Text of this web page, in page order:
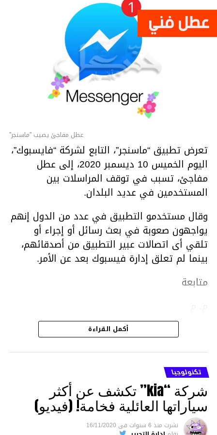
بمرور الوقت هي المفتاح لتحقيق طاقة الاندماج
ثانية هو نقطة تحول في السباق نحو مفاعلات
الاندماج النووية”.
عطل مفاجئ يصيب ''ماسنجر''
تعرض تطبيق “ماسنجر”، التابع لشركة “فايسبوك”،
اليوم الخميس 10 ديسمبر 2020، إلى عطل
مفاجئ، تسبب في توقف المراسلات بين
المستخدمين في عديد البلدان.
وقال مستخدمو التطبيق في عدد من الدول إنهم
يواجهون صعوبة في بعث رسائل أو إجراء أو
تلقي أى اتصالات عبير التطبيق من أصدقائهم،
بينما لم تعلق إدارة فيسبوك بعد عن الأمر.
متابعة
أكمل القراءة
تكنولوجيا
شركة “kia” تكشف عن أكثر
سياراتها العائلية فخامة! (فيديو)
نشرت منذ 6 سنوات فى 16/11/2020